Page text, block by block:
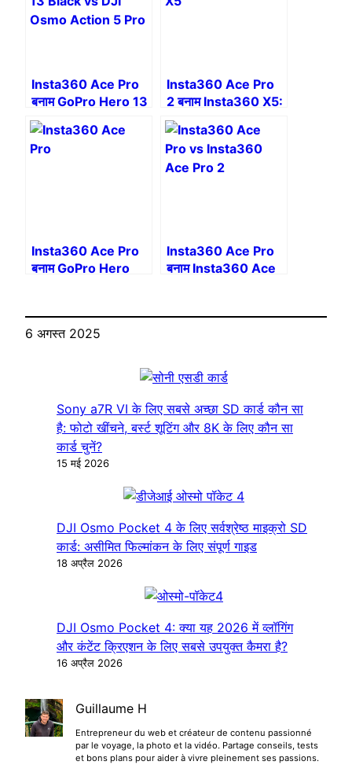
Insta360 Ace Pro
बनाम GoPro Hero 13
Black बनाम DJI
Osmo Action 5
Pro: 2025 में सबसे
Insta360 Ace Pro
2 बनाम Insta360 X5:
कौन सा Insta360
कैमरा चुनना है?
Insta360 Ace Pro
बनाम GoPro Hero
Insta360 Ace Pro
बनाम Insta360 Ace
6 अगस्त 2025
Sony a7R VI के लिए सबसे अच्छा SD कार्ड कौन सा
है: फोटो खींचने, बर्स्ट शूटिंग और 8K के लिए कौन सा
कार्ड चुनें?
15 मई 2026
DJI Osmo Pocket 4 के लिए सर्वश्रेष्ठ माइक्रो SD
कार्ड: असीमित फिल्मांकन के लिए संपूर्ण गाइड
18 अप्रैल 2026
DJI Osmo Pocket 4: क्या यह 2026 में व्लॉगिंग
और कंटेंट क्रिएशन के लिए सबसे उपयुक्त कैमरा है?
16 अप्रैल 2026
Guillaume H
Entrepreneur du web et créateur de contenu passionné
par le voyage, la photo et la vidéo. Partage conseils, tests
et bons plans pour aider à vivre pleinement ses passions.